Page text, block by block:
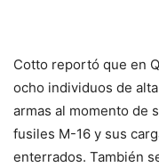
Cotto reportó que en
ocho individuos de
armas al momento de
fusiles M-16 y sus
enterrados. También